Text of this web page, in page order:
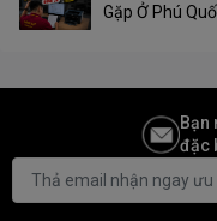
thấy rõ ràng.
Công Nghệ Lọc Ánh
Gặp Ở Phú
Bạn
đặc